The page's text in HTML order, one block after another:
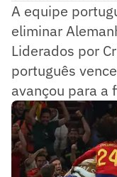
A equipe
eliminar
Liderados por
português
avançou para a